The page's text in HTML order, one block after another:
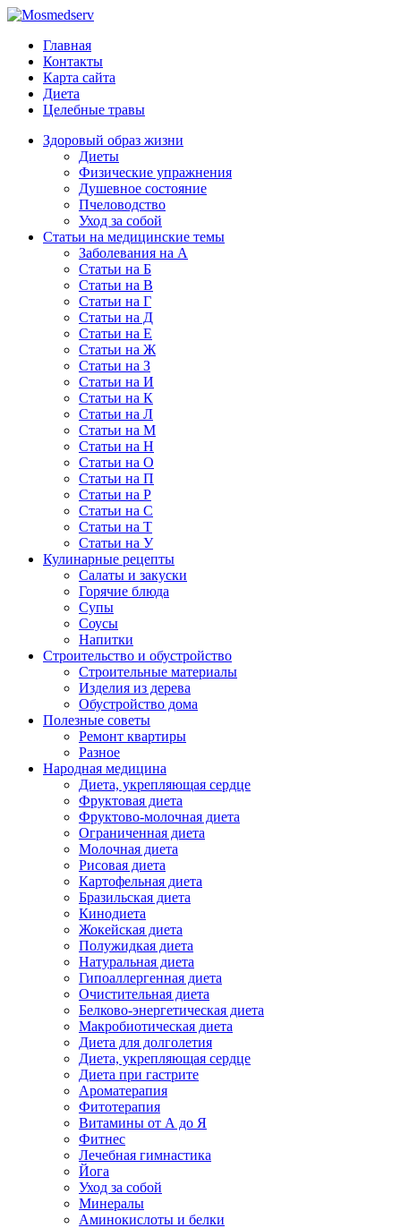
Главная
Контакты
Карта сайта
Диета
Целебные травы
Здоровый образ жизни
Диеты
Физические упражнения
Душевное состояние
Пчеловодство
Уход за собой
Статьи на медицинские темы
Заболевания на А
Статьи на Б
Статьи на В
Статьи на Г
Статьи на Д
Статьи на Е
Статьи на Ж
Статьи на З
Статьи на И
Статьи на К
Статьи на Л
Статьи на М
Статьи на Н
Статьи на О
Статьи на П
Статьи на Р
Статьи на С
Статьи на Т
Статьи на У
Кулинарные рецепты
Салаты и закуски
Горячие блюда
Супы
Соусы
Напитки
Строительство и обустройство
Строительные материалы
Изделия из дерева
Обустройство дома
Полезные советы
Ремонт квартиры
Разное
Народная медицина
Диета, укрепляющая сердце
Фруктовая диета
Фруктово-молочная диета
Ограниченная диета
Молочная диета
Рисовая диета
Картофельная диета
Бразильская диета
Кинодиета
Жокейская диета
Полужидкая диета
Натуральная диета
Гипоаллергенная диета
Очистительная диета
Белково-энергетическая диета
Макробиотическая диета
Диета для долголетия
Диета, укрепляющая сердце
Диета при гастрите
Ароматерапия
Фитотерапия
Витамины от А до Я
Фитнес
Лечебная гимнастика
Йога
Уход за собой
Минералы
Аминокислоты и белки